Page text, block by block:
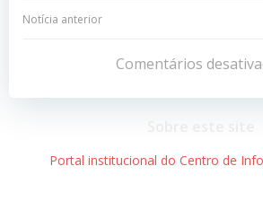
Navegação
Post
Notícia anterior
de
Comentários
Portal institucional do Centro de